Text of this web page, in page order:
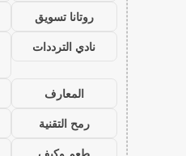
روتانا تسويق
نادي الترددات
المعارف
رمح التقنية